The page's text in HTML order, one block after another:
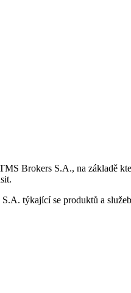
Brokers S.A., na základě
týkající se produktů a